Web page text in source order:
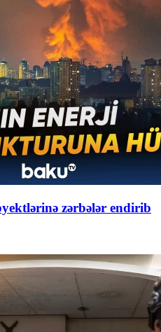
zərbələr endirib